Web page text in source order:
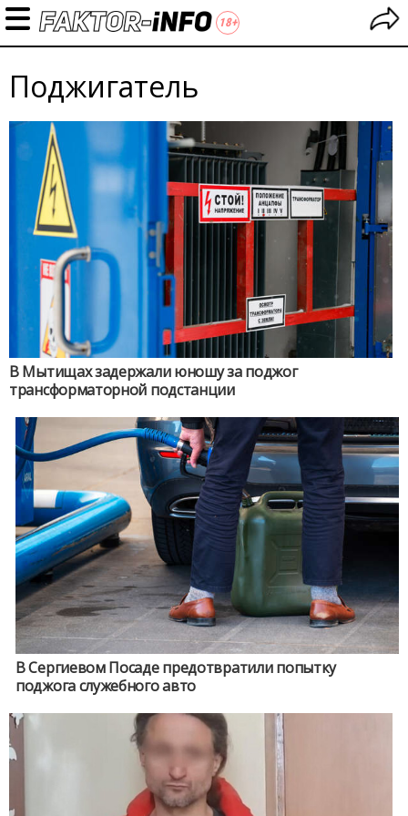
Поджигатель
В Мытищах задержали юношу за поджог
трансформаторной подстанции
В Сергиевом Посаде предотвратили попытку
поджога служебного авто